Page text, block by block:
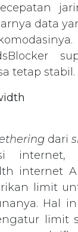
data
tetap stabil.
dari
internet,
internet
limit
Hal
limit